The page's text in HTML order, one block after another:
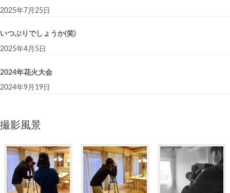
2025年7月25日
いつぶりでしょうか(笑)
2025年4月5日
2024年花火大会
2024年9月19日
撮影風景